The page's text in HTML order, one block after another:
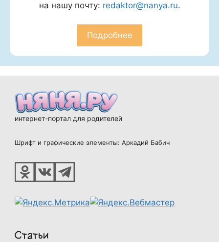
на нашу почту: redaktor@nanya.ru.
Подробнее
интернет-портал для родителей
Шрифт и графические элементы: Аркадий Бабич
Статьи